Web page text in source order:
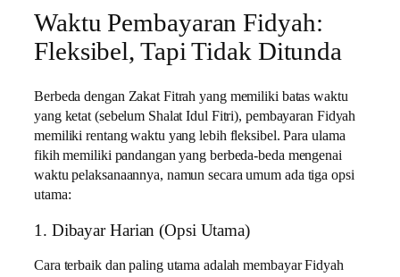
Waktu Pembayaran Fidyah:
Fleksibel, Tapi Tidak Ditunda
Berbeda dengan Zakat Fitrah yang memiliki batas waktu
yang ketat (sebelum Shalat Idul Fitri), pembayaran Fidyah
memiliki rentang waktu yang lebih fleksibel. Para ulama
fikih memiliki pandangan yang berbeda-beda mengenai
waktu pelaksanaannya, namun secara umum ada tiga opsi
utama:
1. Dibayar Harian (Opsi Utama)
Cara terbaik dan paling utama adalah membayar Fidyah